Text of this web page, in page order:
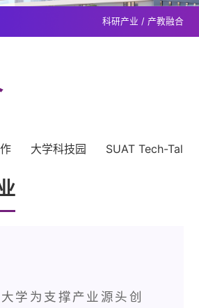
科研产业 / 产教融合
大学科技园 SUAT Tech-Talk
学为支撑产业源头创